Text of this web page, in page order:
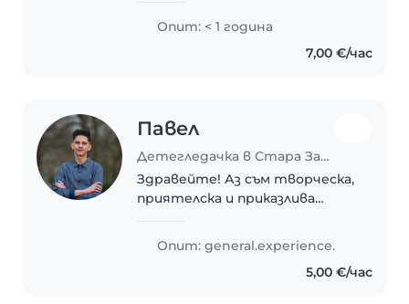
Грижовна съм, отговорна,
Опит: < 1 година
7,00 €/час
Павел
Детегледачка в Стара Загора
Здравейте! Аз съм творческа,
приятелска и приказлива
се занимава с деца на всяка
възраст – от бебета до
ученици. Имам сертификат за
Опит: general.experience.
5,00 €/час